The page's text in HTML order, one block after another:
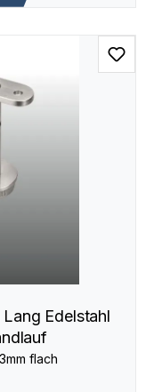
Edelstahl
flach